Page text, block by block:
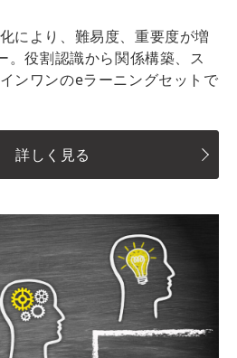
により、難易度、重要度が増
。役割認識から関係構築、ス
ンワンのeラーニングセットで
詳しく見る